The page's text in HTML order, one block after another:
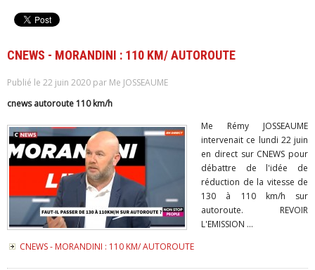
CNEWS - MORANDINI : 110 KM/ AUTOROUTE
Publié le 22 juin 2020 par Me JOSSEAUME
cnews autoroute 110 km/h
Me Rémy JOSSEAUME
intervenait ce lundi 22 juin
en direct sur CNEWS pour
débattre de l'idée de
réduction de la vitesse de
130 à 110 km/h sur
autoroute. REVOIR
L'EMISSION ...
CNEWS - MORANDINI : 110 KM/ AUTOROUTE